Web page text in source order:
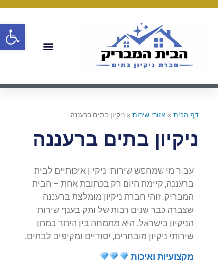
דף הבית » אזורי שירות » ניקיון בתים ברעננה
ניקיון בתים ברעננה
עבור מי שמחפש שירותי ניקיון איכותיים לבית
ברעננה, קיימת היום רק בכתובת אחת – הבית
המבריק. זוהי חברת ניקיון מומלצת ברעננה
שצברה כבר שנים רבות של ותק בענף שירותי
הניקיון בישראל. היא מתמחה בין היתר במתן
שירותי ניקיון מובחרים, יסודיים ומקיפים לבתים.
מקצועיות ואיכות